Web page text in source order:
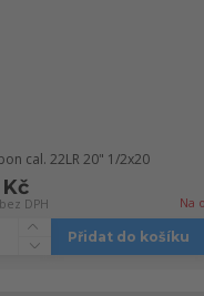
cal. 22LR 20" 1/2x20
bez DPH Na
Přidat do košíku